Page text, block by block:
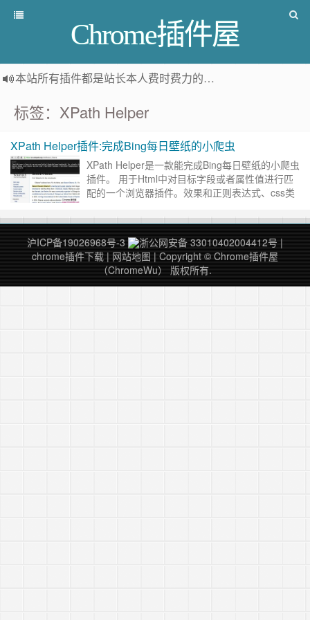
Chrome插件屋
本站所有插件都是站长本人费时费力的人工筛选推荐
标签：XPath Helper
XPath Helper插件:完成Bing每日壁纸的小爬虫
XPath Helper是一款能完成Bing每日壁纸的小爬虫
插件。 用于Html中对目标字段或者属性值进行匹
配的一个浏览器插件。效果和正则表达式、css类
行……继续阅读 »
沪ICP备19026968号-3
浙公网安备 33010402004412号 |
chrome插件下载 | 网站地图 | Copyright © Chrome插件屋
（ChromeWu） 版权所有.